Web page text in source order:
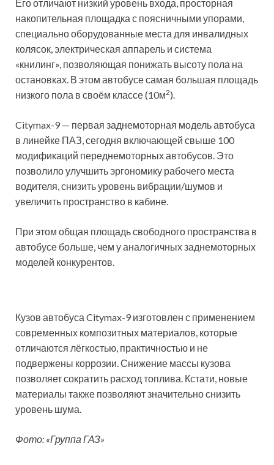
Его отличают низкий уровень входа, просторная
накопительная площадка с поясничными упорами,
специально оборудованные места для инвалидных
колясок, электрическая аппарель и система
«книлинг», позволяющая понижать высоту пола на
остановках. В этом автобусе самая большая площадь
низкого пола в своём классе (10м2).
Citymax-9 — первая заднемоторная модель автобуса
в линейке ПАЗ, сегодня включающей свыше 100
модификаций переднемоторных автобусов. Это
позволило улучшить эргономику рабочего места
водителя, снизить уровень вибрации/шумов и
увеличить пространство в кабине.
При этом общая площадь свободного пространства в
автобусе больше, чем у аналогичных заднемоторных
моделей конкурентов.
Кузов автобуса Citymax-9 изготовлен с применением
современных композитных материалов, которые
отличаются лёгкостью, практичностью и не
подвержены коррозии. Снижение массы кузова
позволяет сократить расход топлива. Кстати, новые
материалы также позволяют значительно снизить
уровень шума.
Фото: «Группа ГАЗ»